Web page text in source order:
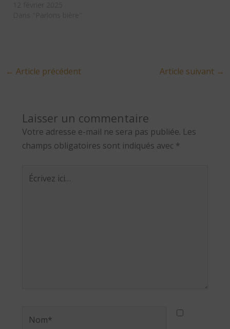
← Article précédent Article suivant →
Laisser un commentaire
Votre adresse e-mail ne sera pas publiée. Les
champs obligatoires sont indiqués avec *
Écrivez
ici…